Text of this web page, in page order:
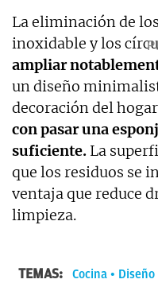
La eliminación de
inoxidable y los
ampliar
un diseño
decoración del
con pasar una
suficiente. La
que los residuos se
ventaja que reduce
limpieza.
TEMAS: Cocina Diseño